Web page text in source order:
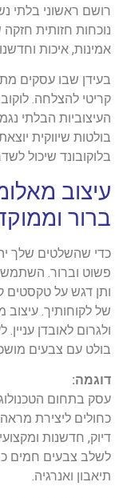
רושם ראשוני בלתי
נוכחות חזותית
אמינות, איכות
בעידן שבו עסקים
קריטי להצלחה.
העיצוביות הבלתי
בולטות שיווקית
בלוקובונד שיכול
עיצוב
ברור
כדי שהשלטים שלך
פשוט וברור.
ותן דגש על
של לקוחותיך. עיצוב
ולגרום לאובדן
בולט עם צבעים
דוגמה:
עסק בתחום
כחולים ליצירת
דיוק, חדשנות
לשלב צבעים חמים
תיאבון ואנרגיה.